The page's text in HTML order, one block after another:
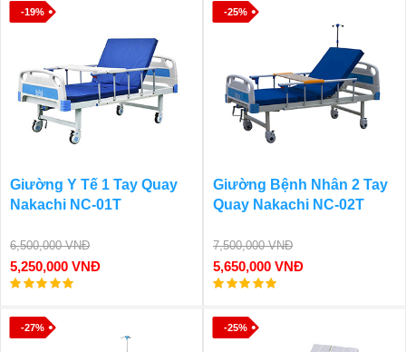
-19%
Giường Y Tế 1 Tay Quay
Nakachi NC-01T
6,500,000 VNĐ
5,250,000 VNĐ
-25%
Giường Bệnh Nhân 2 Tay
Quay Nakachi NC-02T
7,500,000 VNĐ
5,650,000 VNĐ
-27% -25%